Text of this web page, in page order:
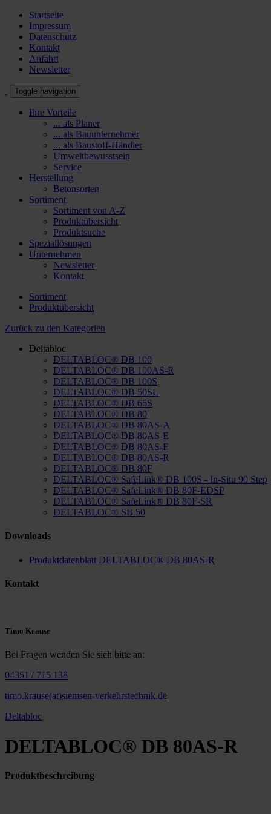
Startseite
Impressum
Datenschutz
Kontakt
Anfahrt
Newsletter
Toggle navigation
Ihre Vorteile
... als Planer
... als Bauunternehmer
... als Baustoff-Händler
Umweltbewusstsein
Service
Herstellung
Betonsorten
Sortiment
Sortiment von A-Z
Produktübersicht
Produktsuche
Speziallösungen
Unternehmen
Newsletter
Kontakt
Sortiment
Produktübersicht
Zurück zu den Kategorien
Deltabloc
DELTABLOC® DB 100
DELTABLOC® DB 100AS-R
DELTABLOC® DB 100S
DELTABLOC® DB 50SL
DELTABLOC® DB 65S
DELTABLOC® DB 80
DELTABLOC® DB 80AS-A
DELTABLOC® DB 80AS-E
DELTABLOC® DB 80AS-F
DELTABLOC® DB 80AS-R
DELTABLOC® DB 80F
DELTABLOC® SafeLink® DB 100S - In-Situ 90 Step
DELTABLOC® SafeLink® DB 80F-EDSP
DELTABLOC® SafeLink® DB 80F-SR
DELTABLOC® SB 50
Downloads
Produktdatenblatt DELTABLOC® DB 80AS-R
Kontakt
Timo Krause
Bei Fragen wenden Sie sich bitte an:
04351 / 715 138
timo.krause(at)siemsen-verkehrstechnik.de
Deltabloc
DELTABLOC® DB 80AS-R
Produktbeschreibung